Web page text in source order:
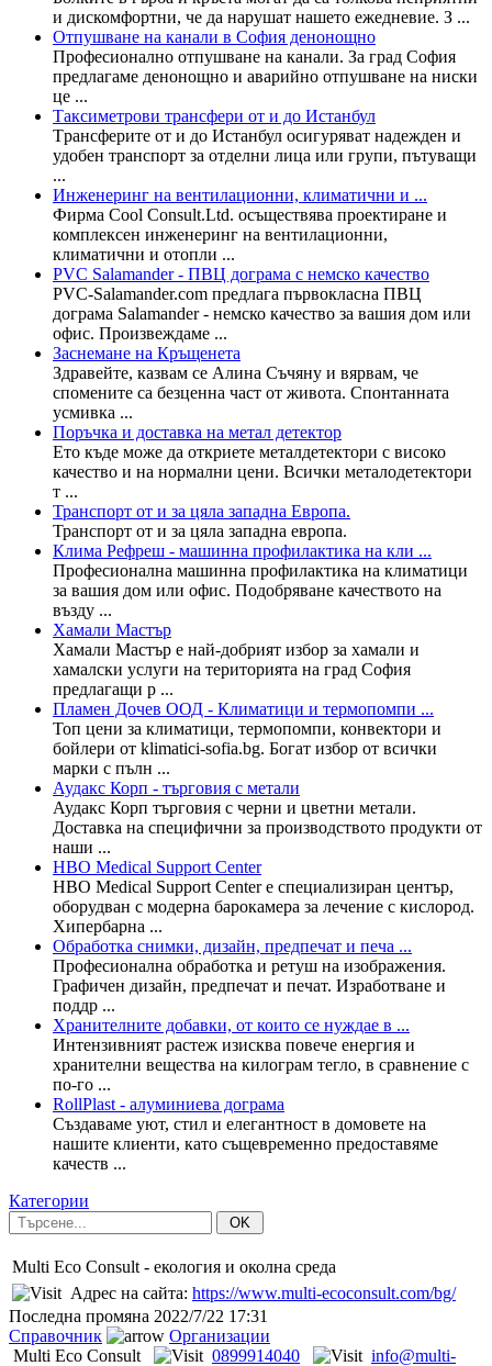
и дискомфортни, че да нарушат нашето ежедневие. З ...
Отпушване на канали в София денонощно
Професионално отпушване на канали. За град София
предлагаме денонощно и аварийно отпушване на ниски
це ...
Таксиметрови трансфери от и до Истанбул
Tрансферите от и до Истанбул осигуряват надежден и
удобен транспорт за отделни лица или групи, пътуващи
...
Инженеринг на вентилационни, климатични и ...
Фирма Cool Consult.Ltd. осъществява проектиране и
комплексен инженеринг на вентилационни,
климатични и отопли ...
PVC Salamander - ПВЦ дограма с немско качество
PVC-Salamander.com предлага първокласна ПВЦ
дограма Salamander - немско качество за вашия дом или
офис. Произвеждаме ...
Заснемане на Кръщенета
Здравейте, казвам се Алина Съчяну и вярвам, че
спомените са безценна част от живота. Спонтанната
усмивка ...
Поръчка и доставка на метал детектор
Ето къде може да откриете металдетектори с високо
качество и на нормални цени. Всички металодетектори
т ...
Транспорт от и за цяла западна Европа.
Транспорт от и за цяла западна европа.
Клима Рефреш - машинна профилактика на кли ...
Професионална машинна профилактика на климатици
за вашия дом или офис. Подобряване качеството на
възду ...
Хамали Мастър
Хамали Мастър е най-добрият избор за хамали и
хамалски услуги на територията на град София
предлагащи р ...
Пламен Дочев ООД - Климатици и термопомпи ...
Топ цени за климатици, термопомпи, конвектори и
бойлери от klimatici-sofia.bg. Богат избор от всички
марки с пълн ...
Аудакс Корп - търговия с метали
Аудакс Корп търговия с черни и цветни метали.
Доставка на специфични за производството продукти от
наши ...
HBO Medical Support Center
HBO Medical Support Center е специализиран център,
оборудван с модерна барокамера за лечение с кислород.
Хипербарна ...
Обработка снимки, дизайн, предпечат и печа ...
Професионална обработка и ретуш на изображения.
Графичен дизайн, предпечат и печат. Изработване и
поддр ...
Хранителните добавки, от които се нуждае в ...
Интензивният растеж изисква повече енергия и
хранителни вещества на килограм тегло, в сравнение с
по-го ...
RollPlast - алуминиева дограма
Създаваме уют, стил и елегантност в домовете на
нашите клиенти, като същевременно предоставяме
качеств ...
Категории
OK
Multi Eco Consult - екология и околна среда
Адрес на сайта: https://www.multi-ecoconsult.com/bg/
Последна промяна 2022/7/22 17:31
Справочник
Организации
Multi Eco Consult
0899914040
info@multi-